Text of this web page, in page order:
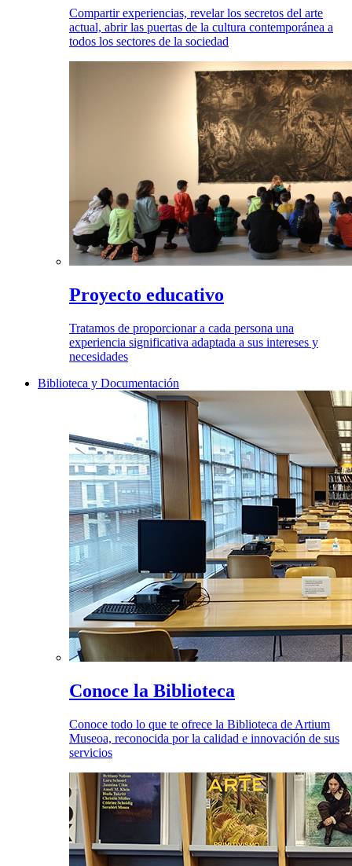
Compartir experiencias, revelar los secretos del arte
actual, abrir las puertas de la cultura contemporánea a
todos los sectores de la sociedad
Proyecto educativo
Tratamos de proporcionar a cada persona una
experiencia significativa adaptada a sus intereses y
necesidades
Biblioteca y Documentación
Conoce la Biblioteca
Conoce todo lo que te ofrece la Biblioteca de Artium
Museoa, reconocida por la calidad e innovación de sus
servicios